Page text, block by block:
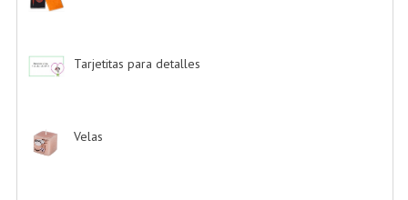
Tarjetitas para detalles
Velas